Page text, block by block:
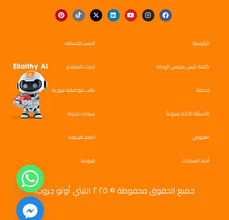
الرئيسية
كلمة رئيس مجلس الإدراة
خدمتنا
الأسئلة الأكثر شيوعاً
العروض
أخبار السيارات
احسب قسطك
ابحث بالمقدم
طلب موافقة فورية
سيارات جديدة
انضم لفريقنا
فروعنا
جميع الحقوق محفوظة © ٢٠٢٥ الليثي أوتو جروب.